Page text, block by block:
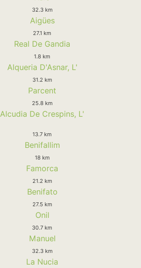
32.3 km
Aigües
27.1 km
Real De Gandia
1.8 km
Alqueria D'Asnar, L'
31.2 km
Parcent
25.8 km
Alcudia De Crespins, L'
13.7 km
Benifallim
18 km
Famorca
21.2 km
Benifato
27.5 km
Onil
30.7 km
Manuel
32.3 km
La Nucia